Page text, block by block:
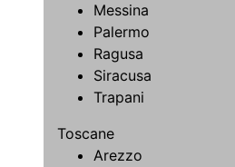
Messina
Palermo
Ragusa
Siracusa
Trapani
Toscane
Arezzo